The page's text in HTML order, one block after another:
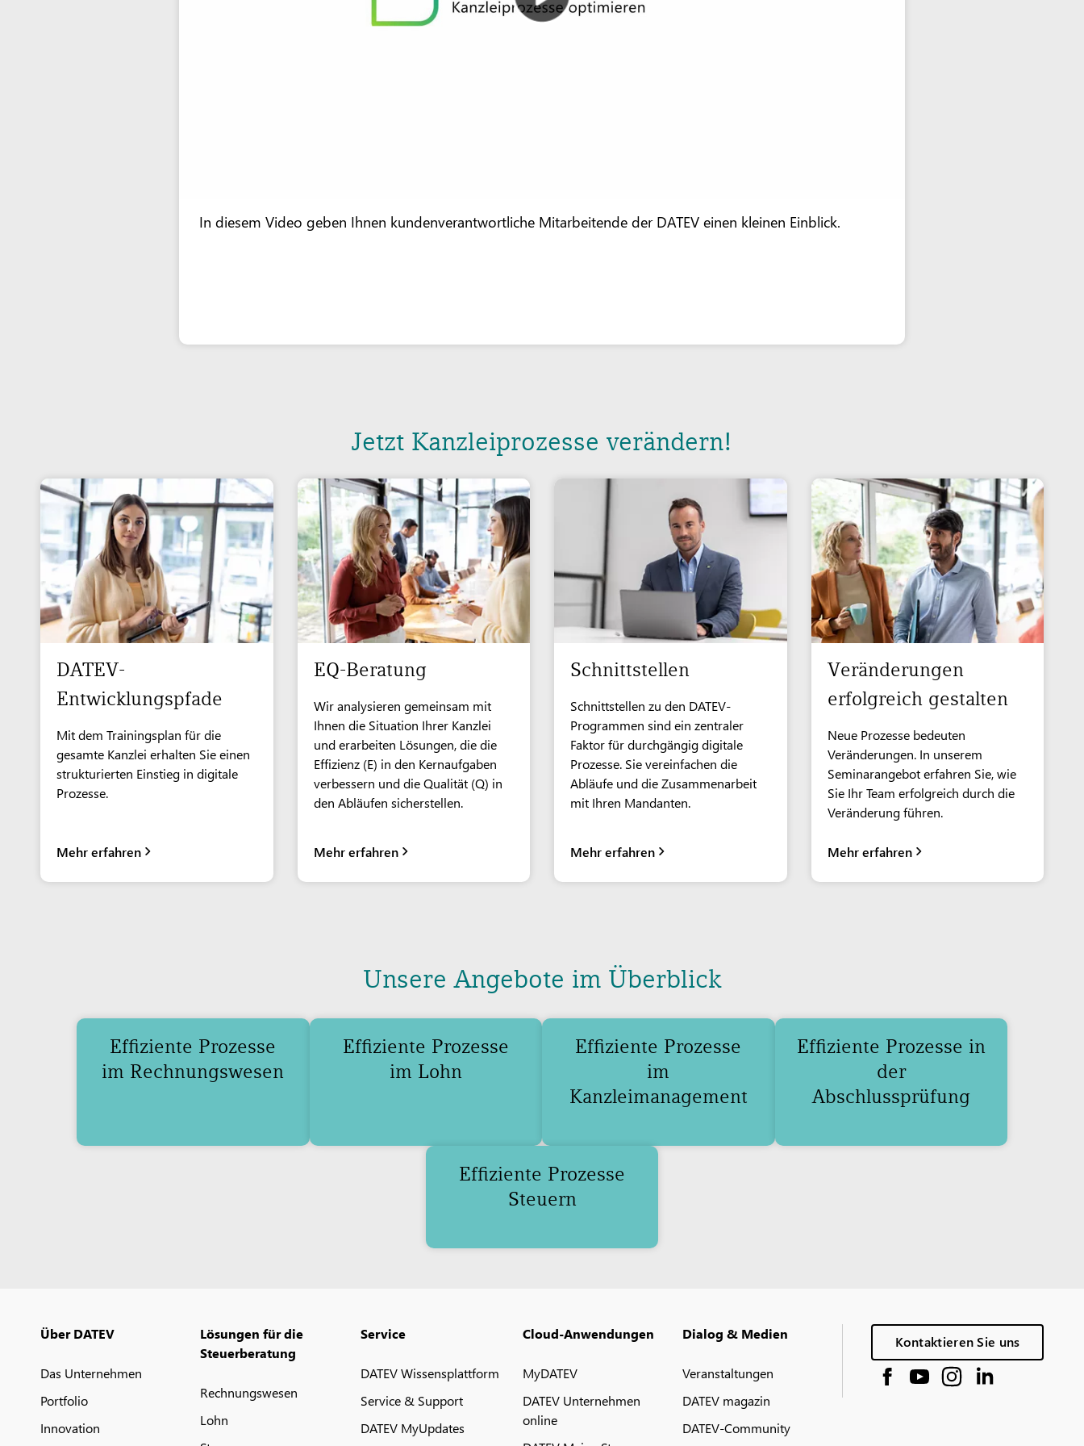
In diesem Video geben Ihnen kundenverantwortliche Mitarbeitende der DATEV einen kleinen Einblick.
Jetzt Kanzleiprozesse verändern!
DATEV-
Entwicklungspfade
Mit dem Trainingsplan für die
gesamte Kanzlei erhalten Sie einen
strukturierten Einstieg in digitale
Prozesse.
Mehr erfahren
EQ-Beratung
Wir analysieren gemeinsam mit
Ihnen die Situation Ihrer Kanzlei
und erarbeiten Lösungen, die die
Effizienz (E) in den Kernaufgaben
verbessern und die Qualität (Q) in
den Abläufen sicherstellen.
Mehr erfahren
Schnittstellen
Schnittstellen zu den DATEV-
Programmen sind ein zentraler
Faktor für durchgängig digitale
Prozesse. Sie vereinfachen die
Abläufe und die Zusammenarbeit
mit Ihren Mandanten.
Mehr erfahren
Veränderungen
erfolgreich gestalten
Neue Prozesse bedeuten
Veränderungen. In unserem
Seminarangebot erfahren Sie, wie
Sie Ihr Team erfolgreich durch die
Veränderung führen.
Mehr erfahren
Unsere Angebote im Überblick
Effiziente Prozesse
im Rechnungswesen
Effiziente Prozesse
im Lohn
Effiziente Prozesse
im
Kanzleimanagement
Effiziente Prozesse in
der
Abschlussprüfung
Effiziente Prozesse
Steuern
Über DATEV
Das Unternehmen
Portfolio
Innovation
Lösungen für die
Steuerberatung
Rechnungswesen
Lohn
Service
DATEV Wissensplattform
Service & Support
DATEV MyUpdates
Cloud-Anwendungen
MyDATEV
DATEV Unternehmen
online
Dialog & Medien
Veranstaltungen
DATEV magazin
DATEV-Community
Kontaktieren Sie uns